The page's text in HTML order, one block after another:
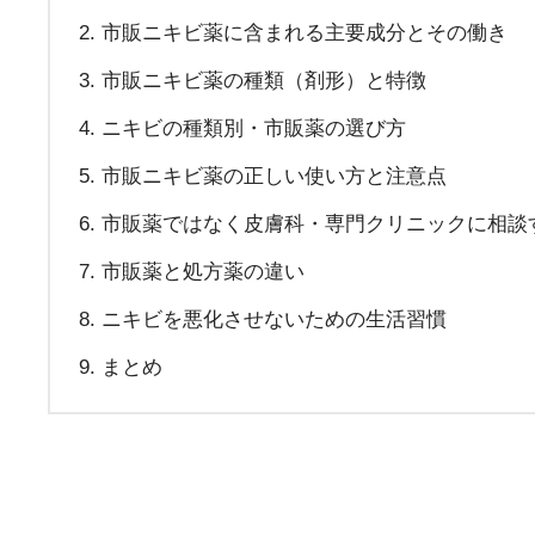
市販ニキビ薬に含まれる主要成分とその働き
市販ニキビ薬の種類（剤形）と特徴
ニキビの種類別・市販薬の選び方
市販ニキビ薬の正しい使い方と注意点
市販薬ではなく皮膚科・専門クリニックに相談
市販薬と処方薬の違い
ニキビを悪化させないための生活習慣
まとめ